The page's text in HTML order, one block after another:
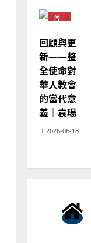
普
教
回顧與更
新——整
全使命對
華人教會
的當代意
義｜袁瑒
2026-06-18